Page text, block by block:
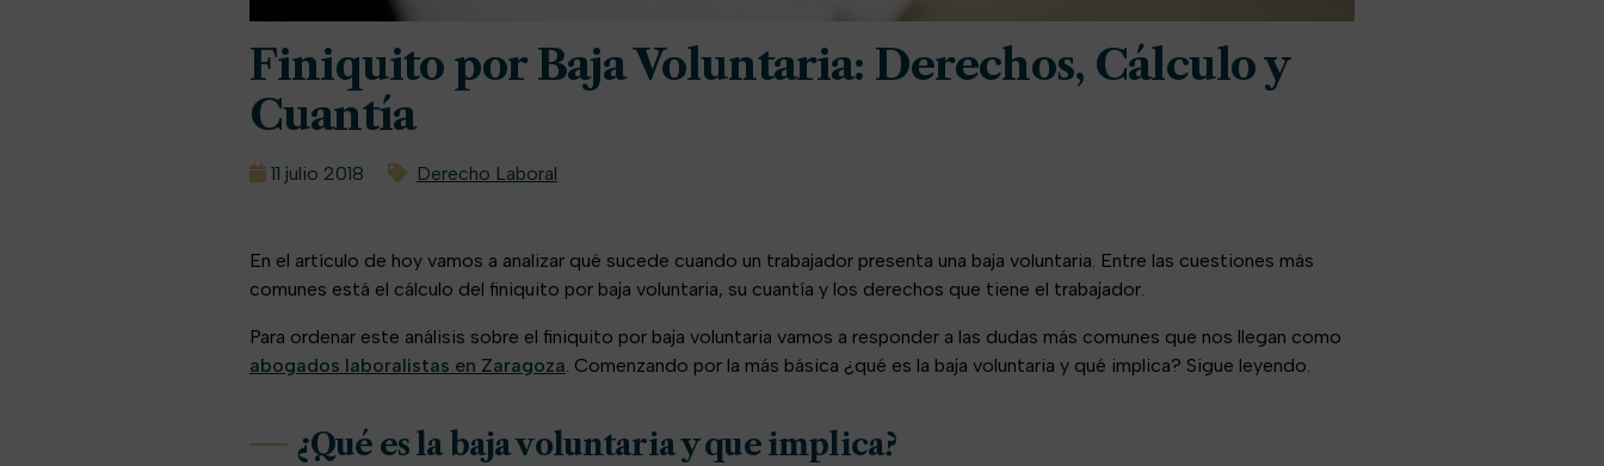
Finiquito por Baja Voluntaria: Derechos, Cálculo y
Cuantía
11 julio 2018 Derecho Laboral
En el artículo de hoy vamos a analizar qué sucede cuando un trabajador presenta una baja voluntaria. Entre las cuestiones más
comunes está el cálculo del finiquito por baja voluntaria, su cuantía y los derechos que tiene el trabajador.
Para ordenar este análisis sobre el finiquito por baja voluntaria vamos a responder a las dudas más comunes que nos llegan como
abogados laboralistas en Zaragoza. Comenzando por la más básica ¿qué es la baja voluntaria y qué implica? Sigue leyendo.
¿Qué es la baja voluntaria y que implica?